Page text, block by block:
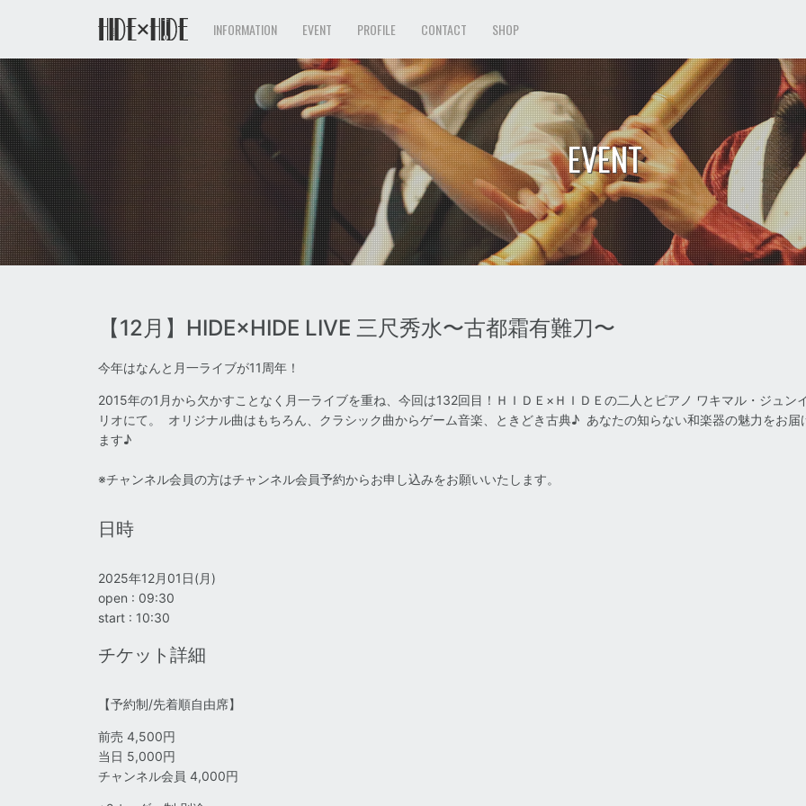
INFORMATION EVENT PROFILE CONTACT SHOP
EVENT
【12月】HIDE×HIDE LIVE 三尺秀水〜古都霜有難刀〜
今年はなんと月一ライブが11周年！
2015年の1月から欠かすことなく月一ライブを重ね、今回は132回目！ＨＩＤＥ×ＨＩＤＥの二人とピアノ ワキマル・ジュン
リオにて。 オリジナル曲はもちろん、クラシック曲からゲーム音楽、ときどき古典♪ あなたの知らない和楽器の魅力をお届
ます♪
※チャンネル会員の方はチャンネル会員予約からお申し込みをお願いいたします。
日時
2025年12月01日(月)
open : 09:30
start : 10:30
チケット詳細
【予約制/先着順自由席】
前売 4,500円
当日 5,000円
チャンネル会員 4,000円